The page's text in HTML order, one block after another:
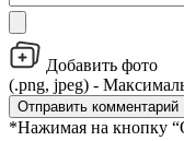
Добавить фото
(.png, jpeg) -
Отправить комментарий
*Нажимая на кнопку